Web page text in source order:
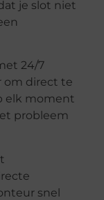
je slot niet
24/7
om direct te
elk moment
probleem
snel